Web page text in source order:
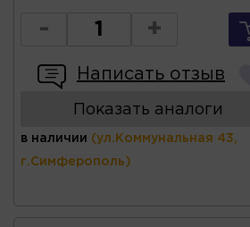
- +
Написать отзыв
Показать аналоги
в наличии (ул.Коммунальная 43,
г.Симферополь)